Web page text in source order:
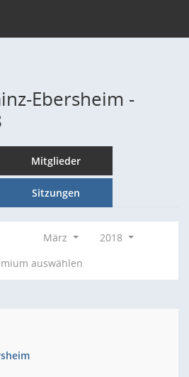
Ebersheim -
Mitglieder
Sitzungen
März
2018
auswählen